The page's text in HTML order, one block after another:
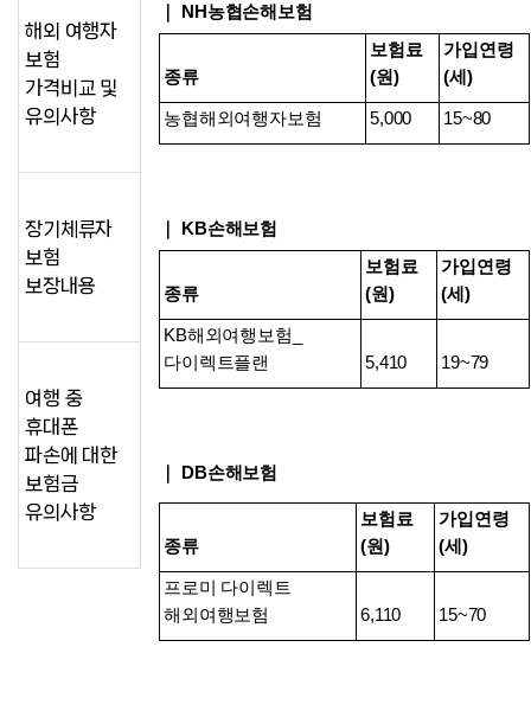
｜ NH농협손해보험
종류
보험료
(원)
가입연령
(세)
농협해외여행자보험 5,000 15~80
｜ KB손해보험
종류
보험료
(원)
가입연령
(세)
KB해외여행보험_
다이렉트플랜
5,410 19~79
｜ DB손해보험
종류
보험료
(원)
가입연령
(세)
프로미 다이렉트
해외여행보험
6,110 15~70
해외 여행자
보험
가격비교 및
유의사항
장기체류자
보험
보장내용
여행 중
휴대폰
파손에 대한
보험금
유의사항